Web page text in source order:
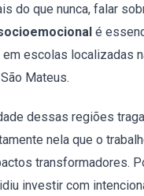
do que nunca, falar
é
em escolas localizadas
Mateus.
dessas regiões
nela que o
transformadores.
investir com